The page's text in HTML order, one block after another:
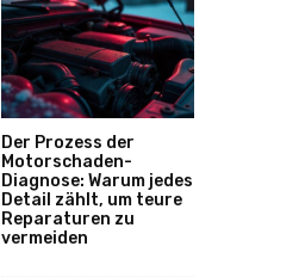
Der Prozess der
Motorschaden-
Diagnose: Warum jedes
Detail zählt, um teure
Reparaturen zu
vermeiden